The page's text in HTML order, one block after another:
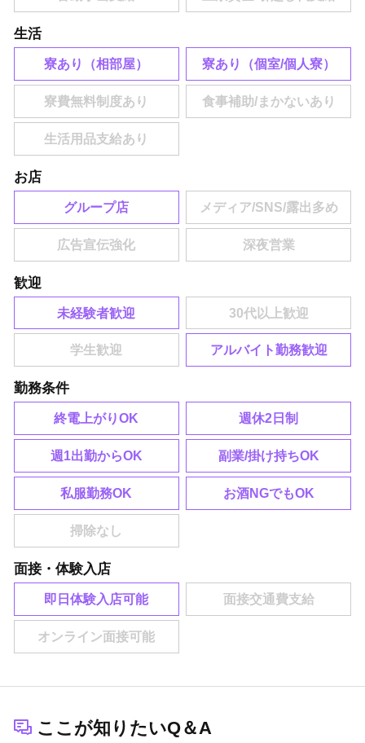
生活
寮あり（相部屋） 寮あり（個室/個人寮）
お店
グループ店
歓迎
未経験者歓迎
アルバイト勤務歓迎
勤務条件
終電上がりOK 週休2日制
週1出勤からOK 副業/掛け持ちOK
私服勤務OK お酒NGでもOK
面接・体験入店
即日体験入店可能
ここが知りたいQ＆A